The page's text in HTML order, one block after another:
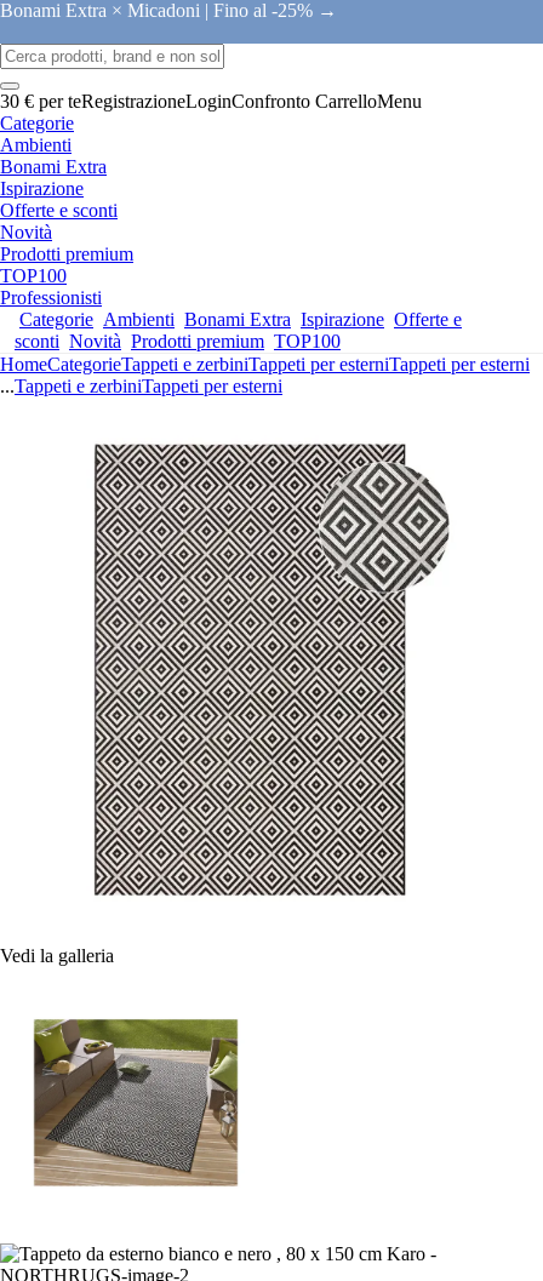
Bonami Extra × Micadoni | Fino al -25% →
30 € per teRegistrazioneLoginConfronto CarrelloMenu
Categorie
Ambienti
Bonami Extra
Ispirazione
Offerte e sconti
Novità
Prodotti premium
TOP100
Professionisti
Categorie Ambienti Bonami Extra Ispirazione Offerte e
sconti Novità Prodotti premium TOP100
HomeCategorieTappeti e zerbiniTappeti per esterniTappeti per esterni
...Tappeti e zerbiniTappeti per esterni
Vedi la galleria